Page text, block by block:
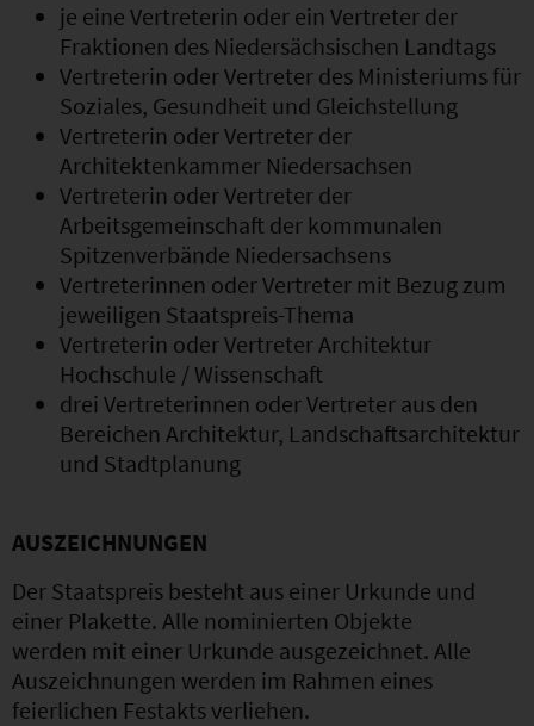
je eine Vertreterin oder ein Vertreter der
Fraktionen des Niedersächsischen Landtags
Vertreterin oder Vertreter des Ministeriums für
Soziales, Gesundheit und Gleichstellung
Vertreterin oder Vertreter der
Architektenkammer Niedersachsen
Vertreterin oder Vertreter der
Arbeitsgemeinschaft der kommunalen
Spitzenverbände Niedersachsens
Vertreterinnen oder Vertreter mit Bezug zum
jeweiligen Staatspreis-Thema
Vertreterin oder Vertreter Architektur
Hochschule / Wissenschaft
drei Vertreterinnen oder Vertreter aus den
Bereichen Architektur, Landschaftsarchitektur
und Stadtplanung
AUSZEICHNUNGEN
Der Staatspreis besteht aus einer Urkunde und
einer Plakette. Alle nominierten Objekte
werden mit einer Urkunde ausgezeichnet. Alle
Auszeichnungen werden im Rahmen eines
feierlichen Festakts verliehen.